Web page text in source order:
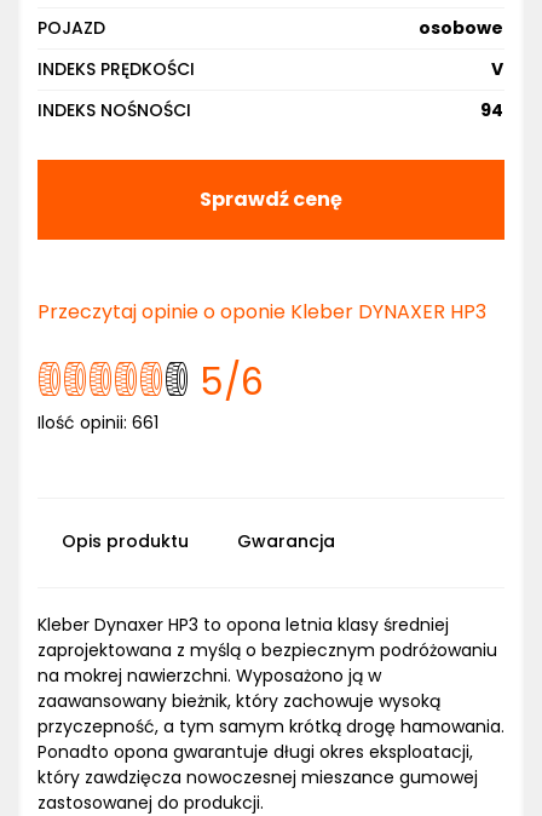
POJAZD
osobowe
INDEKS PRĘDKOŚCI
V
INDEKS NOŚNOŚCI
94
Sprawdź cenę
Przeczytaj opinie o oponie Kleber DYNAXER HP3
5/6
Ilość opinii: 661
Opis produktu Gwarancja
Kleber Dynaxer HP3 to opona letnia klasy średniej
zaprojektowana z myślą o bezpiecznym podróżowaniu
na mokrej nawierzchni. Wyposażono ją w
zaawansowany bieżnik, który zachowuje wysoką
przyczepność, a tym samym krótką drogę hamowania.
Ponadto opona gwarantuje długi okres eksploatacji,
który zawdzięcza nowoczesnej mieszance gumowej
zastosowanej do produkcji.